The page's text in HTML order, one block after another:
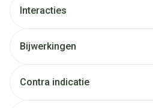
Interacties
Bijwerkingen
Contra indicatie